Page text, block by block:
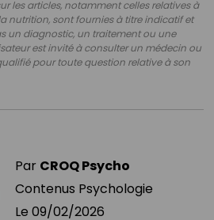
les articles, notamment celles relatives à
nutrition, sont fournies à titre indicatif et
un diagnostic, un traitement ou une
est invité à consulter un médecin ou
pour toute question relative à son
Par CROQ Psycho
Contenus Psychologie
Le 09/02/2026